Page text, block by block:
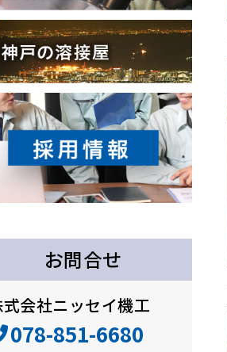
お問合せ
会社ニッセイ機工
078-851-6680